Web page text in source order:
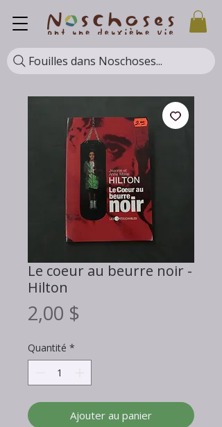
Fouilles dans Noschoses...
Le coeur au beurre noir -
Hilton
2,00 $
Quantité *
Ajouter au panier